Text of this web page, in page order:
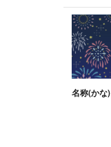
名称(かな)